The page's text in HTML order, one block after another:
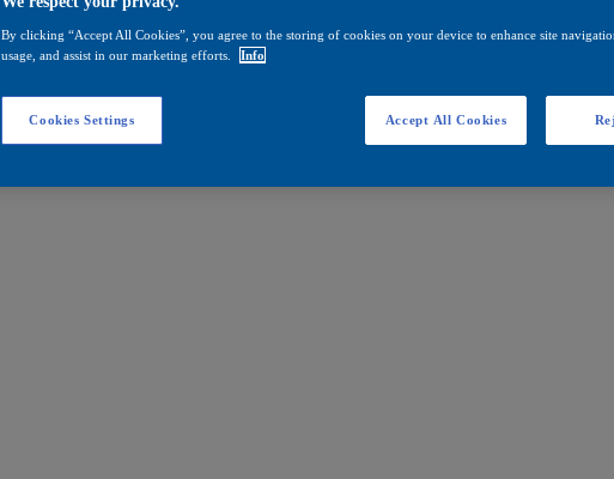
By clicking “Accept All Cookies”, you agree to the storing of cookies on your device to enhance site
usage, and assist in our marketing efforts.
Info
Cookies Settings Accept All Cookies